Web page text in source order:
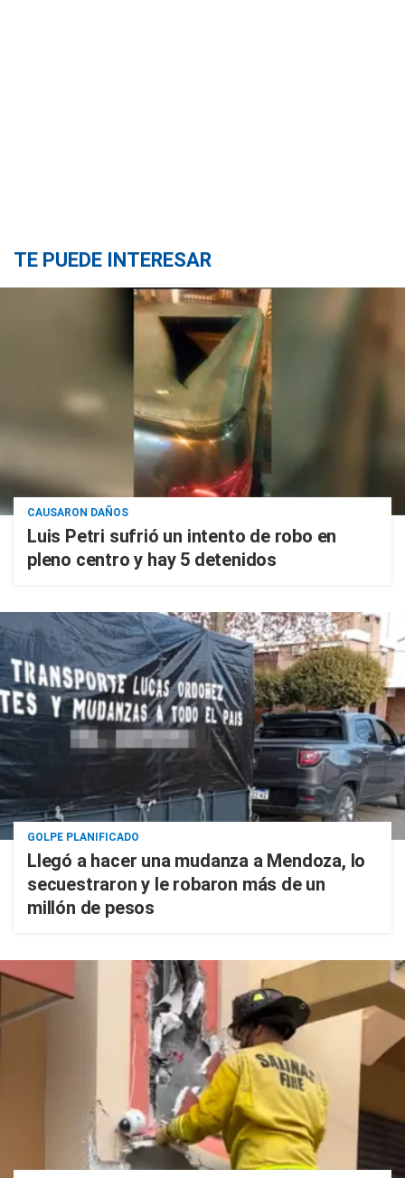
TE PUEDE INTERESAR
CAUSARON DAÑOS
Luis Petri sufrió un intento de robo en
pleno centro y hay 5 detenidos
GOLPE PLANIFICADO
Llegó a hacer una mudanza a Mendoza, lo
secuestraron y le robaron más de un
millón de pesos